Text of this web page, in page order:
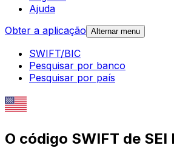
Ajuda
Obter a aplicação Alternar menu
SWIFT/BIC
Pesquisar por banco
Pesquisar por país
O código SWIFT de SEI